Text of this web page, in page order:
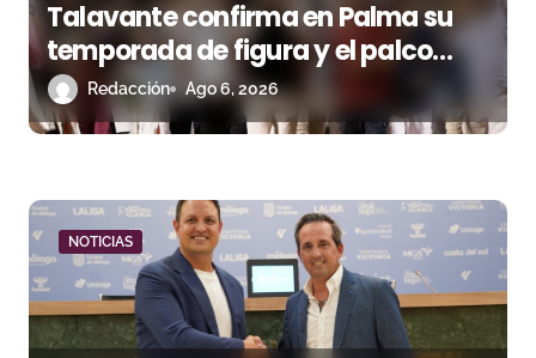
n
t
r
d
a
s
Talavante confirma en Palma su
temporada de figura y el palco
niega el premio a Roca Rey
Redacción Ago 6, 2026
NOTICIAS